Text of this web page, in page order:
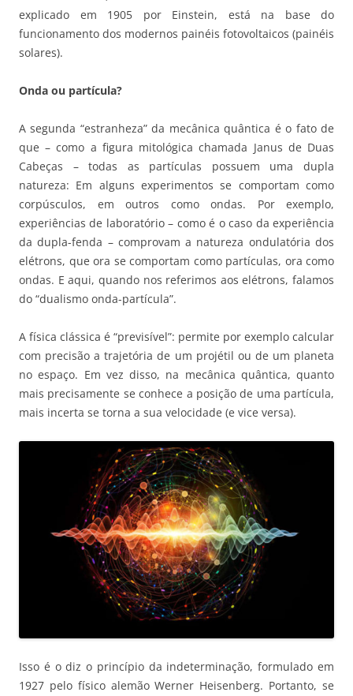
explicado em 1905 por Einstein, está na base do
funcionamento dos modernos painéis fotovoltaicos (painéis
solares).
Onda ou partícula?
A segunda “estranheza” da mecânica quântica é o fato de
que – como a figura mitológica chamada Janus de Duas
Cabeças – todas as partículas possuem uma dupla
natureza: Em alguns experimentos se comportam como
corpúsculos, em outros como ondas. Por exemplo,
experiências de laboratório – como é o caso da experiência
da dupla-fenda – comprovam a natureza ondulatória dos
elétrons, que ora se comportam como partículas, ora como
ondas. E aqui, quando nos referimos aos elétrons, falamos
do “dualismo onda-partícula”.
A física clássica é “previsível”: permite por exemplo calcular
com precisão a trajetória de um projétil ou de um planeta
no espaço. Em vez disso, na mecânica quântica, quanto
mais precisamente se conhece a posição de uma partícula,
mais incerta se torna a sua velocidade (e vice versa).
Isso é o diz o princípio da indeterminação, formulado em
1927 pelo físico alemão Werner Heisenberg. Portanto, se